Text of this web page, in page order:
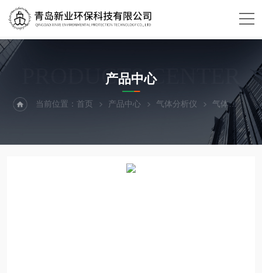
PRODUCTS CENTER
产品中心
当前位置：首页 产品中心 气体分析仪 气体 XY-